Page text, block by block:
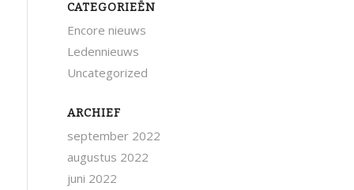
CATEGORIEËN
Encore nieuws
Ledennieuws
Uncategorized
ARCHIEF
september 2022
augustus 2022
juni 2022